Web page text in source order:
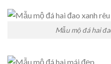
Mẫu mộ đá hai